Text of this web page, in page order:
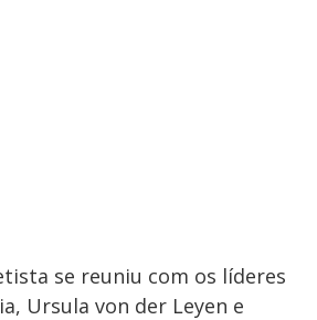
se reuniu com os líderes
Ursula von der Leyen e